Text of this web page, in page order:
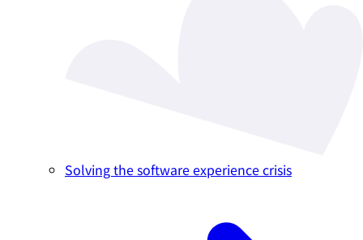
Solving the software experience crisis